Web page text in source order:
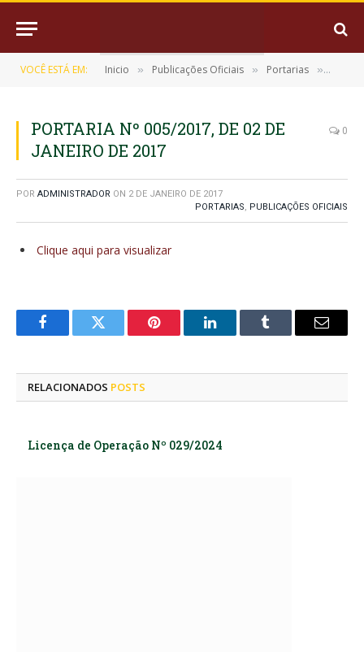
VOCÊ ESTÁ EM: Inicio » Publicações Oficiais » Portarias »
PORTARIA Nº 005/2017, DE 02 DE
JANEIRO DE 2017
0
POR ADMINISTRADOR ON 2 DE JANEIRO DE 2017
PORTARIAS, PUBLICAÇÕES OFICIAIS
Clique aqui para visualizar
FacebookTwitter Pinterest LinkedInTumblr
E-
RELACIONADOS POSTS
Licença de Operação Nº 029/2024